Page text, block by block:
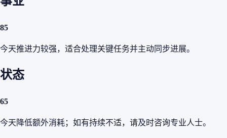
85
今天推进力较强，适合处理关键任务并主动同步进展。
状态
65
今天降低额外消耗；如有持续不适，请及时咨询专业人士。